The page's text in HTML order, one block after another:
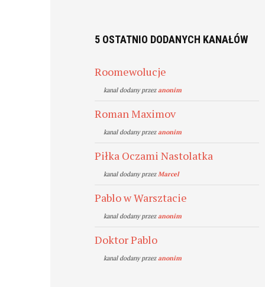
5 OSTATNIO DODANYCH KANAŁÓW
Roomewolucje
kanal dodany przezanonim
Roman Maximov
kanal dodany przezanonim
Piłka Oczami Nastolatka
kanal dodany przezMarcel
Pablo w Warsztacie
kanal dodany przezanonim
Doktor Pablo
kanal dodany przezanonim